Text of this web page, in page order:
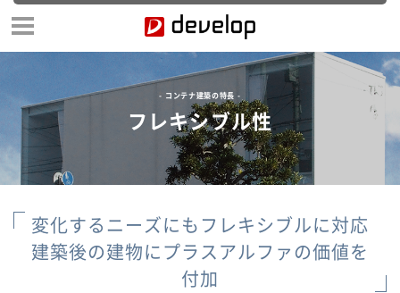
コンテナ建築の特長
フレキシブル性
変化するニーズにもフレキシブルに対応
建築後の建物にプラスアルファの価値を
付加